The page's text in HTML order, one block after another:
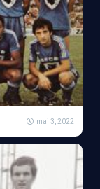
mai 3, 2022